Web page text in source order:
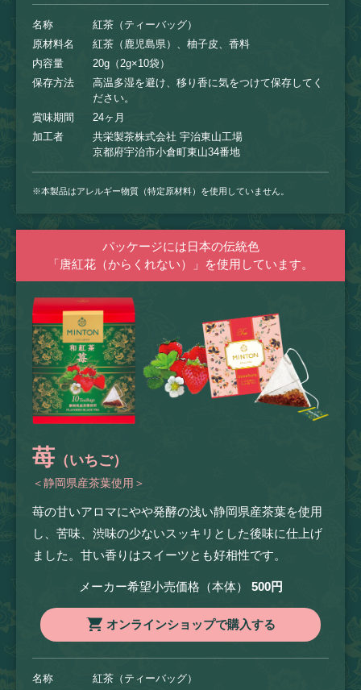
名称
紅茶（ティーバッグ）
原材料名
紅茶（鹿児島県）、柚子皮、香料
内容量
20g（2g×10袋）
保存方法
高温多湿を避け、移り香に気をつけて保存してく
ださい。
賞味期間
24ヶ月
加工者
共栄製茶株式会社 宇治東山工場
京都府宇治市小倉町東山34番地
※本製品はアレルギー物質（特定原材料）を使用していません。
パッケージには日本の伝統色
「唐紅花（からくれない）」を使用しています。
苺 （いちご）
＜静岡県産茶葉使用＞
苺の甘いアロマにやや発酵の浅い静岡県産茶葉を使用
し、苦味、渋味の少ないスッキリとした後味に仕上げ
ました。甘い香りはスイーツとも好相性です。
メーカー希望小売価格（本体） 500円
オンラインショップで購入する
名称
紅茶（ティーバッグ）